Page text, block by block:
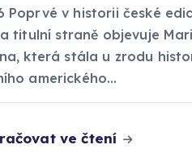
Poprvé v historii české
titulní straně objevuje
která stála u zrodu
amerického…
ve čtení